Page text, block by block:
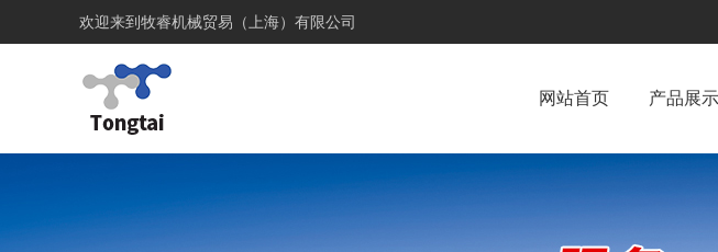
欢迎来到 牧睿机械贸易（上海）有限公司
网站首页 产品展示